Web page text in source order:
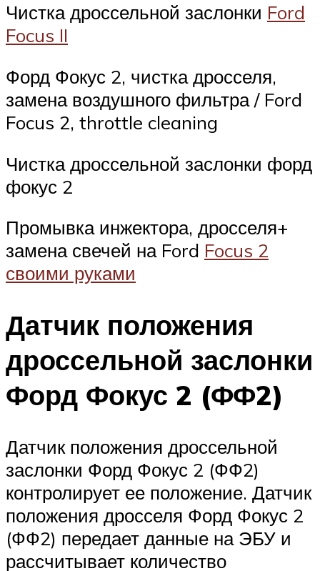
Чистка дроссельной заслонки Ford
Focus II
Форд Фокус 2, чистка дросселя,
замена воздушного фильтра / Ford
Focus 2, throttle cleaning
Чистка дроссельной заслонки форд
фокус 2
Промывка инжектора, дросселя+
замена свечей на Ford Focus 2
своими руками
Датчик положения
дроссельной заслонки
Форд Фокус 2 (ФФ2)
Датчик положения дроссельной
заслонки Форд Фокус 2 (ФФ2)
контролирует ее положение. Датчик
положения дросселя Форд Фокус 2
(ФФ2) передает данные на ЭБУ и
рассчитывает количество